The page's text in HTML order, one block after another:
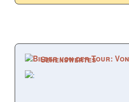
Sehenswertes